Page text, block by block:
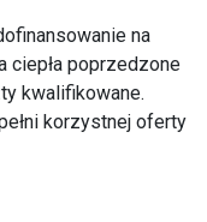
na
ciepła poprzedzone
kwalifikowane.
korzystnej oferty